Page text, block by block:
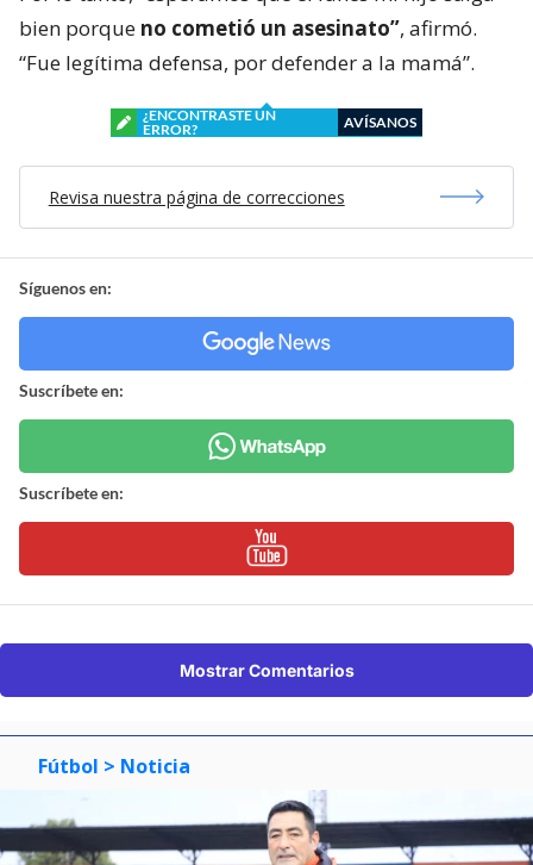
bien porque no cometió un asesinato”, afirmó.
“Fue legítima defensa, por defender a la mamá”.
¿ENCONTRASTE UN
ERROR?
AVÍSANOS
Revisa nuestra página de correcciones
Síguenos en:
Suscríbete en:
Suscríbete en:
Mostrar Comentarios
Fútbol > Noticia